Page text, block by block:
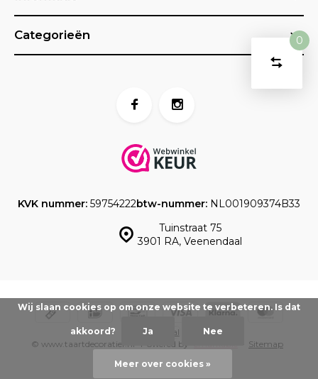
Categorieën
Tuinstraat 75
3901 RA, Veenendaal
KVK nummer: 59754222btw-nummer: NL001909374B33
© www.taartdecoratief.nl - Powered by Sitemap
Wij slaan cookies op om onze website te verbeteren. Is dat
akkoord? Ja Nee
Meer over cookies »
0
Vergelijk
Verwijder
U
Start